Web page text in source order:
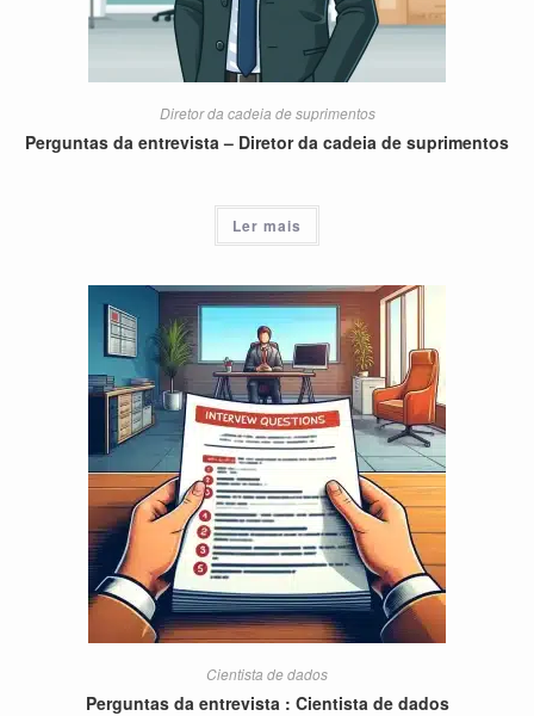
Diretor da cadeia de suprimentos
Perguntas da entrevista – Diretor da cadeia de suprimentos
Ler mais
Cientista de dados
Perguntas da entrevista : Cientista de dados